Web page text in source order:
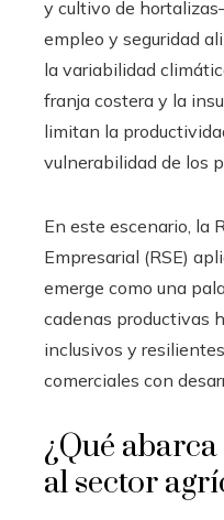
y cultivo de
empleo y seguridad
la variabilidad
franja costera y la
limitan la
vulnerabilidad de los
En este escenario, la
Empresarial (RSE)
emerge como una
cadenas productivas
inclusivos y
comerciales con
¿Qué
al sector